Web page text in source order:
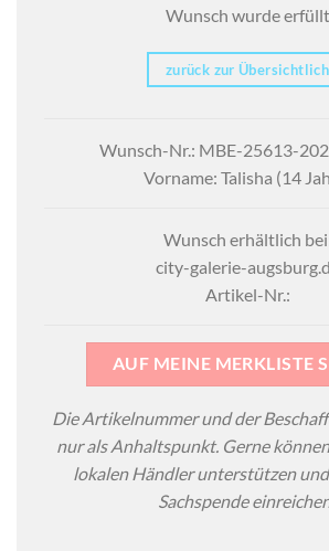
Wunsch wurde erfüllt
zurück zur Übersichtlich
Wunsch-Nr.: MBE-25613-
Vorname: Talisha (14
Wunsch erhältlich
city-galerie-
Artikel-Nr.:
AUF MEINE MERKLISTE
Die Artikelnummer und der
nur als Anhaltspunkt. Gerne
lokalen Händler unterstützen
Sachspende